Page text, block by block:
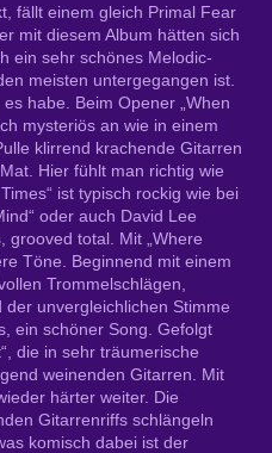
fällt einem gleich Primal Fear
mit diesem Album hätten sich
ein sehr schönes Melodic-
meisten untergegangen ist.
habe. Beim Opener „When
mysteriös an wie in einem
klirrend krachende Gitarren
Hier fühlt man richtig wie
ist typisch rockig wie bei
oder auch David Lee
grooved total. Mit „Where
Töne. Beginnend mit einem
Trommelschlägen,
unvergleichlichen Stimme
ein schöner Song. Gefolgt
die in sehr träumerische
weinenden Gitarren. Mit
härter weiter. Die
Gitarrenriffs schlängeln
komisch dabei ist der